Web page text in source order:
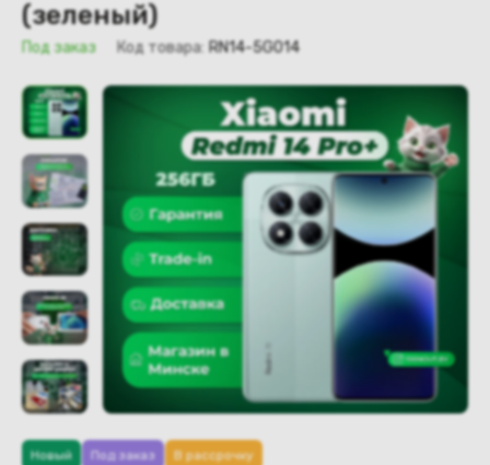
(зеленый)
Под заказ Код товара: RN14-5G014
Новый Под заказ В рассрочку